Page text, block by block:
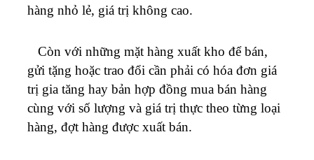
hàng nhỏ lẻ, giá trị không cao.
Còn với những mặt hàng xuất kho để bán,
gửi tặng hoặc trao đổi cần phải có hóa đơn giá
trị gia tăng hay bản hợp đồng mua bán hàng
cùng với số lượng và giá trị thực theo từng loại
hàng, đợt hàng được xuất bán.